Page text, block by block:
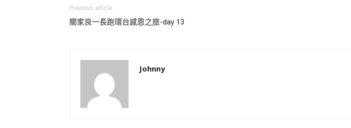
Previous article
關家良一長跑環台感恩之旅-day 13
Johnny